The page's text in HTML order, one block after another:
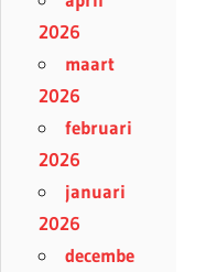
2026
maart
2026
februari
2026
januari
2026
decembe